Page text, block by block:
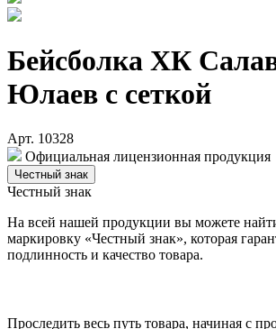
Бейсболка ХК
Юлаев с сеткой
Арт. 10328
Официальная лицензионная продукция
Честный знак
Честный знак
На всей нашей продукции вы можете
маркировку «Честный знак», которая
подлинность и качество товара.
Проследить весь путь товара, начиная с